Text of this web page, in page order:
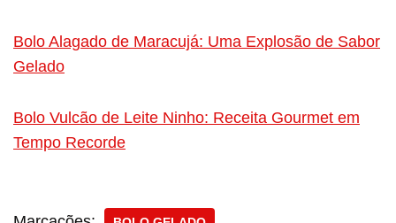
Bolo Alagado de Maracujá: Uma Explosão de Sabor
Gelado
Bolo Vulcão de Leite Ninho: Receita Gourmet em
Tempo Recorde